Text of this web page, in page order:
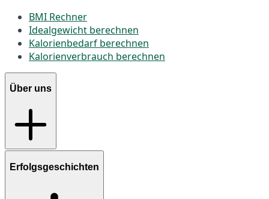
BMI Rechner
Idealgewicht berechnen
Kalorienbedarf berechnen
Kalorienverbrauch berechnen
Über uns
Erfolgsgeschichten